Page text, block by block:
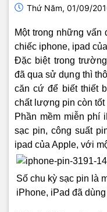
Thứ Năm, 01/09/
Một trong những
chiếc iphone, ipad
Đặc biệt trong
đã qua sử dụng thì
căn cứ để biết thiết
chất lượng pin còn tốt
Phần mềm miễn phí
sạc pin, công suất
ipad của Apple, với
Số chu kỳ sạc pin là
iPhone, iPad đã